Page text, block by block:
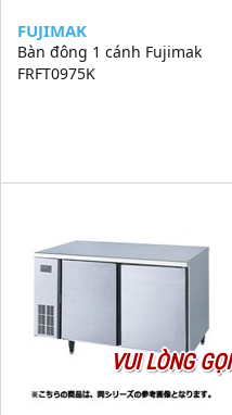
FUJIMAK
Bàn đông 1 cánh Fujimak
FRFT0975K
VUI LÒNG GỌI